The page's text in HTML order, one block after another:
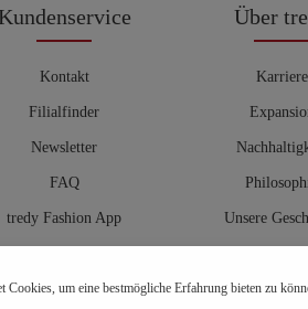
Kontakt
Filialfinder
Newsletter
FAQ
tredy Fashion App
Hosenberater
Über
Karriere
Unsere
Cookies, um eine bestmögliche Erfahrung bieten zu